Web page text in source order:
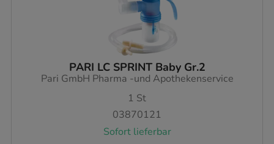
PARI LC SPRINT Baby Gr.2
Pari GmbH Pharma -und Apothekenservice
1 St
03870121
Sofort lieferbar